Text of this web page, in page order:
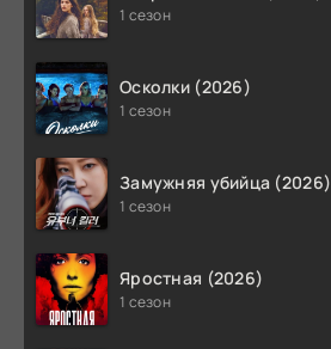
1 сезон
Осколки (2026)
1 сезон
Замужняя убийца (2026)
1 сезон
Яростная (2026)
1 сезон